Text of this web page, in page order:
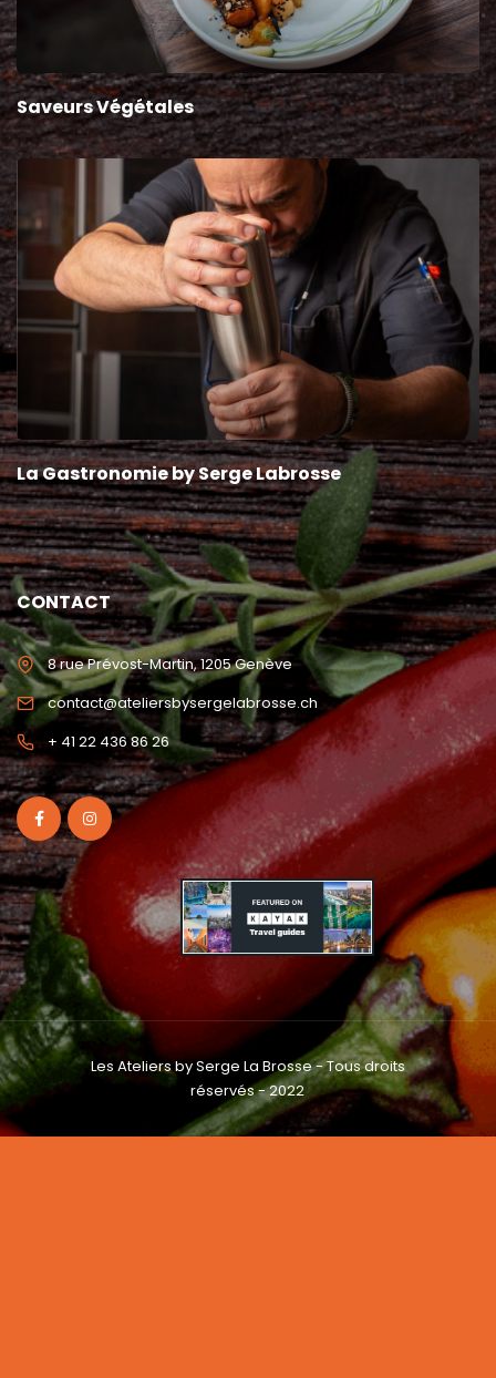
Saveurs Végétales
La Gastronomie by Serge Labrosse
CONTACT
8 rue Prévost-Martin, 1205 Genève
contact@ateliersbysergelabrosse.ch
+ 41 22 436 86 26
Les Ateliers by Serge La Brosse - Tous droits
réservés - 2022